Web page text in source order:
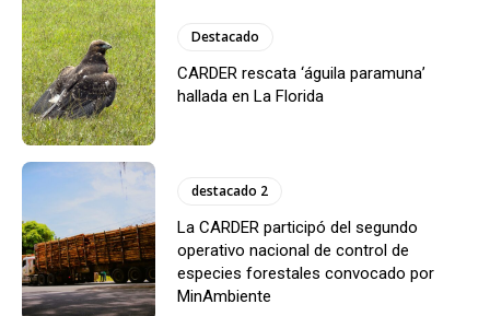
Destacado
CARDER rescata ‘águila paramuna’
hallada en La Florida
destacado 2
La CARDER participó del segundo
operativo nacional de control de
especies forestales convocado por
MinAmbiente